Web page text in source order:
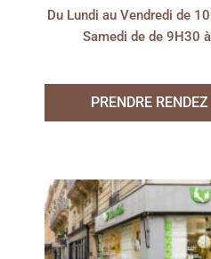
Du Lundi au Vendredi de
Samedi de de 9H30
PRENDRE